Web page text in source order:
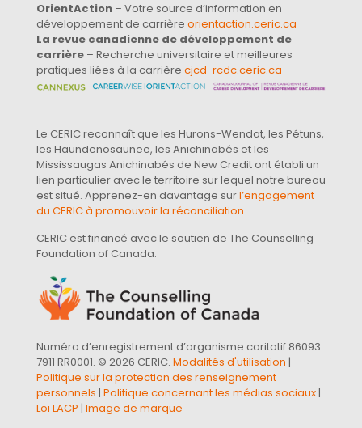
OrientAction – Votre source d’information en
développement de carrière orientaction.ceric.ca
La revue canadienne de développement de
carrière – Recherche universitaire et meilleures
pratiques liées à la carrière cjcd-rcdc.ceric.ca
Le CERIC reconnaît que les Hurons-Wendat, les Pétuns,
les Haundenosaunee, les Anichinabés et les
Mississaugas Anichinabés de New Credit ont établi un
lien particulier avec le territoire sur lequel notre bureau
est situé. Apprenez-en davantage surl’engagement
du CERIC à promouvoir la réconciliation.
CERIC est financé avec le soutien de The Counselling
Foundation of Canada.
Numéro d’enregistrement d’organisme caritatif 86093
7911 RR0001. © 2026 CERIC. Modalités d'utilisation |
Politique sur la protection des renseignement
personnels | Politique concernant les médias sociaux|
Loi LACP | Image de marque